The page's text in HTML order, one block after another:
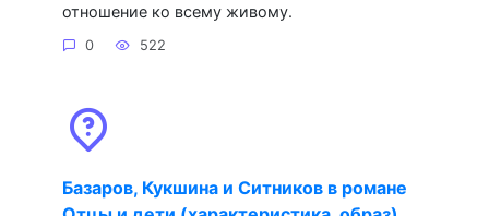
отношение ко всему живому.
0 522
Базаров, Кукшина и Ситников в романе